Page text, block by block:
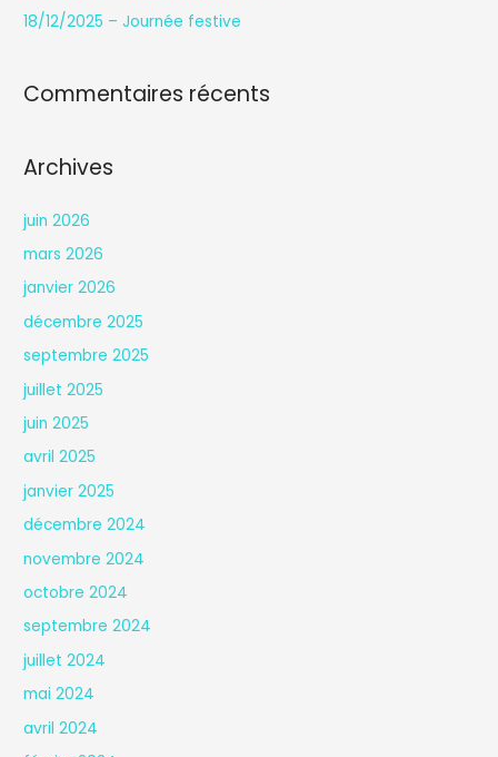
18/12/2025 – Journée festive
Commentaires récents
Archives
juin 2026
mars 2026
janvier 2026
décembre 2025
septembre 2025
juillet 2025
juin 2025
avril 2025
janvier 2025
décembre 2024
novembre 2024
octobre 2024
septembre 2024
juillet 2024
mai 2024
avril 2024